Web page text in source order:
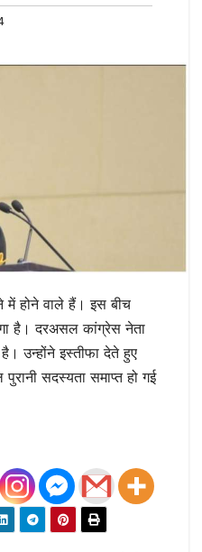
होने वाले हैं। इस बीच
है। दरअसल कांग्रेस नेता
उन्होंने इस्तीफा देते हुए
सदस्यता समाप्त हो गई